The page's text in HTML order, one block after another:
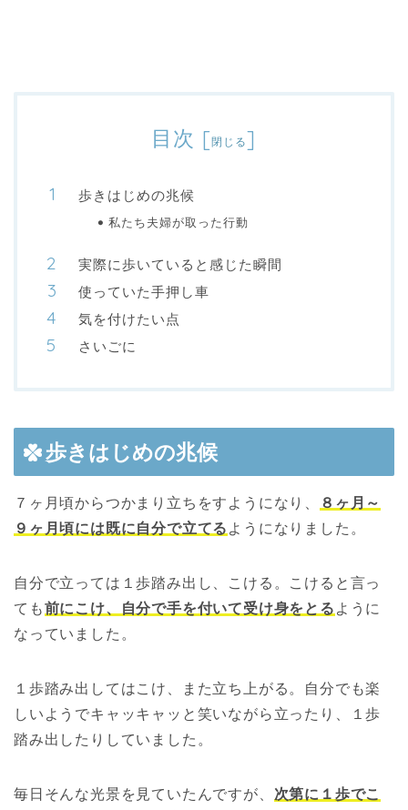
目次 [閉じる]
歩きはじめの兆候
私たち夫婦が取った行動
実際に歩いていると感じた瞬間
使っていた手押し車
気を付けたい点
さいごに
歩きはじめの兆候
７ヶ月頃からつかまり立ちをすようになり、
８ヶ月～
９ヶ月頃には既に自分で立てる ようになりました。
自分で立っては１歩踏み出し、こける。こけると言っ
ても前にこけ、自分で手を付いて受け身をとる ように
なっていました。
１歩踏み出してはこけ、また立ち上がる。自分でも楽
しいようでキャッキャッと笑いながら立ったり、１歩
踏み出したりしていました。
毎日そんな光景を見ていたんですが、 次第に１歩でこ